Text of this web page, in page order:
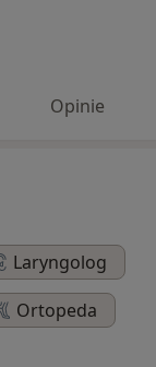
Opinie
Laryngolog
Ortopeda